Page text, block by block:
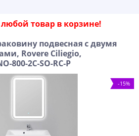
товар в корзине!
подвесная с двумя
Rovere Ciliegio,
800-2C-SO-RC-P
-15%